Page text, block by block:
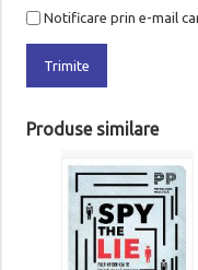
Notificare prin e-mail
Trimite
Produse similare